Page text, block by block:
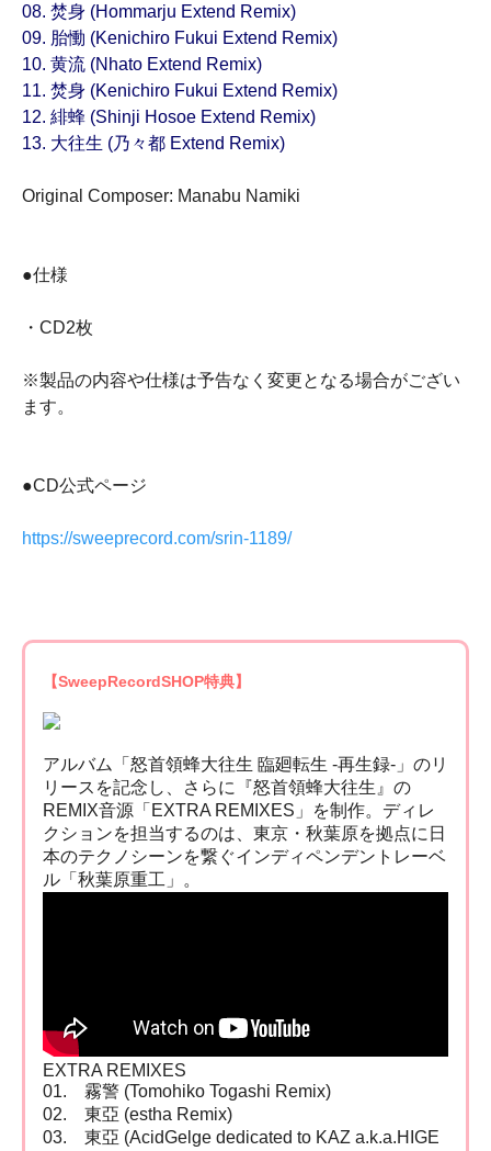
08. 焚身 (Hommarju Extend Remix)
09. 胎慟 (Kenichiro Fukui Extend Remix)
10. 黄流 (Nhato Extend Remix)
11. 焚身 (Kenichiro Fukui Extend Remix)
12. 緋蜂 (Shinji Hosoe Extend Remix)
13. 大往生 (乃々都 Extend Remix)
Original Composer: Manabu Namiki
●仕様
・CD2枚
※製品の内容や仕様は予告なく変更となる場合がござい
ます。
●CD公式ページ
https://sweeprecord.com/srin-1189/
【SweepRecordSHOP特典】
アルバム「怒首領蜂大往生 臨廻転生 -再生録-」のリ
リースを記念し、さらに『怒首領蜂大往生』の
REMIX音源「EXTRA REMIXES」を制作。ディレ
クションを担当するのは、東京・秋葉原を拠点に日
本のテクノシーンを繋ぐインディペンデントレーベ
ル「秋葉原重工」。
EXTRA REMIXES
01. 霧警 (Tomohiko Togashi Remix)
02. 東亞 (estha Remix)
03. 東亞 (AcidGelge dedicated to KAZ a.k.a.HIGE